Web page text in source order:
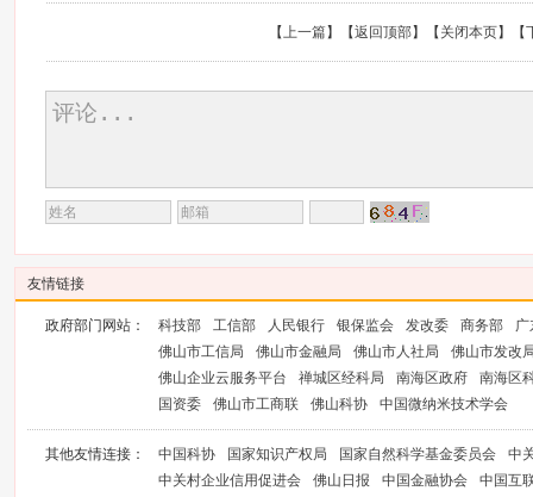
【上一篇】【返回顶部】【 关闭本页】【
友情链接
政府部门网站： 科技部 工信部 人民银行 银保监会 发改委 商务部
广
佛山市工信局
佛山市金融局 佛山市人社局
佛山市发改
佛山企业云服务平台
禅城区经科局 南海区政府
南海区
国资委
佛山市工商联 佛山科协 中国微纳米技术学会
其他友情连接： 中国科协 国家知识产权局 国家自然科学基金委员会
中
中关村企业信用促进会
佛山日报 中国金融协会
中国互